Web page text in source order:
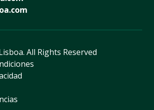
All Rights Reserved